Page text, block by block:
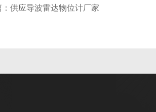
：供应导波雷达物位计厂家